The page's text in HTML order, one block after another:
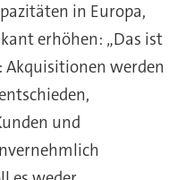
in Europa,
erhöhen: „Das ist
Akquisitionen werden
und